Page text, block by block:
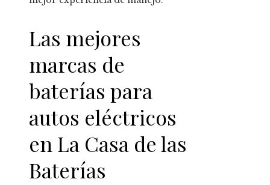
Las mejores
marcas de
baterías para
autos eléctricos
en La Casa de las
Baterías